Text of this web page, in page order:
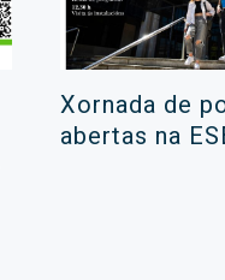
Xornada de
abertas na